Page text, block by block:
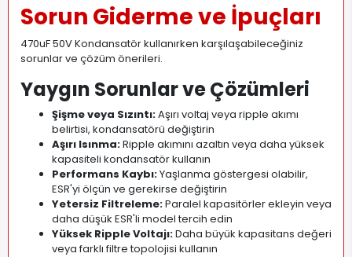
Sorun Giderme ve İpuçları
470uF 50V Kondansatör kullanırken karşılaşabileceğiniz
sorunlar ve çözüm önerileri.
Yaygın Sorunlar ve Çözümleri
Şişme veya Sızıntı:Aşırı voltaj veya ripple akımı
belirtisi, kondansatörü değiştirin
Aşırı Isınma:Ripple akımını azaltın veya daha yüksek
kapasiteli kondansatör kullanın
Performans Kaybı:Yaşlanma göstergesi olabilir,
ESR'yi ölçün ve gerekirse değiştirin
Yetersiz Filtreleme:Paralel kapasitörler ekleyin veya
daha düşük ESR'li model tercih edin
Yüksek Ripple Voltajı:Daha büyük kapasitans değeri
veya farklı filtre topolojisi kullanın